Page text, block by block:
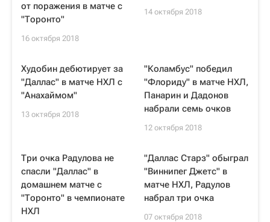
от поражения в матче с
"Торонто"
16 октября 2018
14 октября 2018
Худобин дебютирует за
"Даллас" в матче НХЛ с
"Анахаймом"
13 октября 2018
"Коламбус" победил
"Флориду" в матче НХЛ,
Панарин и Дадонов
набрали семь очков
12 октября 2018
Три очка Радулова не
спасли "Даллас" в
домашнем матче с
"Торонто" в чемпионате
НХЛ
"Даллас Старз" обыграл
"Виннипег Джетс" в
матче НХЛ, Радулов
набрал три очка
07 октября 2018